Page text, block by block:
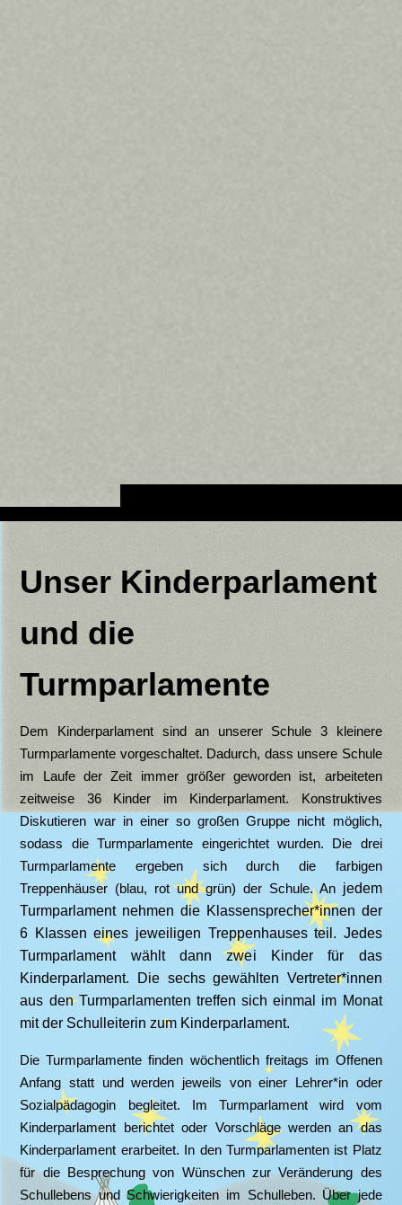
Unser Kinderparlament
und die
Turmparlamente
Dem Kinderparlament sind an unserer Schule 3 kleinere
Turmparlamente vorgeschaltet. Dadurch, dass unsere Schule
im Laufe der Zeit immer größer geworden ist, arbeiteten
zeitweise 36 Kinder im Kinderparlament. Konstruktives
Diskutieren war in einer so großen Gruppe nicht möglich,
sodass die Turmparlamente eingerichtet wurden. Die drei
Turmparlamente ergeben sich durch die farbigen
Treppenhäuser (blau, rot und grün) der Schule. Anjedem
Turmparlament nehmen die Klassensprecher*innen der
6 Klassen eines jeweiligen Treppenhauses teil. Jedes
Turmparlament wählt dann zwei Kinder für das
Kinderparlament. Die sechs gewählten Vertreter*innen
aus den Turmparlamenten treffen sich einmal im Monat
mit der Schulleiterin zum Kinderparlament.
Die Turmparlamente finden wöchentlich freitags im Offenen
Anfang statt und werden jeweils von einer Lehrer*in oder
Sozialpädagogin begleitet. Im Turmparlament wird vom
Kinderparlament berichtet oder Vorschläge werden an das
Kinderparlament erarbeitet. In den Turmparlamenten ist Platz
für die Besprechung von Wünschen zur Veränderung des
Schullebens und Schwierigkeiten im Schulleben. Über jede